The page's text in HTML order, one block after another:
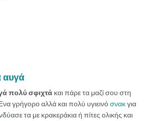
αυγά
πολύ σφιχτά και πάρε τα μαζί σου στη
γρήγορο αλλά και πολύ υγιεινόσνακγια
τα με κρακεράκια ή πίτες ολικής και